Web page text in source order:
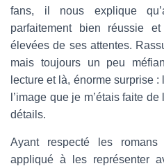
fans, il nous explique
parfaitement bien réussie
élevées de ses attentes.
mais toujours un peu
lecture et là, énorme surprise
l’image que je m’étais faite
détails.
Ayant respecté les
appliqué à les représenter